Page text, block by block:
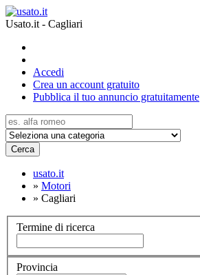
Usato.it - Cagliari
Accedi
Crea un account gratuito
Pubblica il tuo annuncio gratuitamente
Cerca
usato.it
» Motori
» Cagliari
Termine di ricerca
Provincia